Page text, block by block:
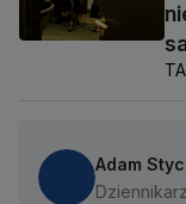
Adam